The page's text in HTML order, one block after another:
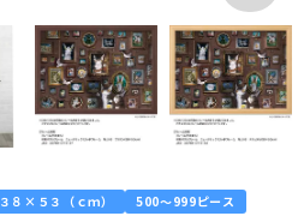
３８×５３（ｃｍ）
500～999ピース